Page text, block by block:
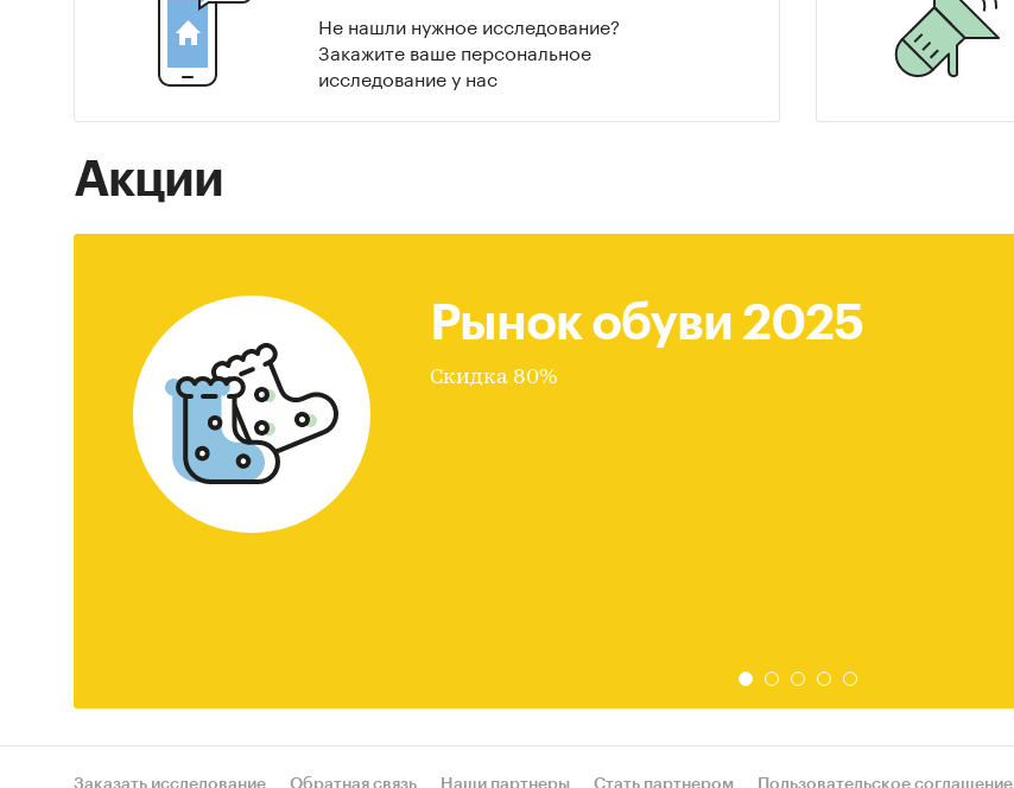
Не нашли нужное исследование?
Закажите ваше персональное
исследование у нас
Акции
Рынок обуви 2025
Скидка 80%
Заказать исследование Обратная связь Наши партнеры Стать партнером Пользовательское соглашение